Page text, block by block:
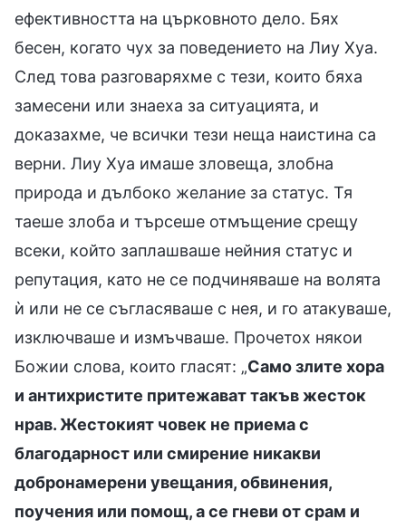
ефективността на църковното дело. Бях
бесен, когато чух за поведението на Лиу Хуа.
След това разговаряхме с тези, които бяха
замесени или знаеха за ситуацията, и
доказахме, че всички тези неща наистина са
верни. Лиу Хуа имаше зловеща, злобна
природа и дълбоко желание за статус. Тя
таеше злоба и търсеше отмъщение срещу
всеки, който заплашваше нейния статус и
репутация, като не се подчиняваше на волята
ѝ или не се съгласяваше с нея, и го атакуваше,
изключваше и измъчваше. Прочетох някои
Божии слова, които гласят: „Само злите хора
и антихристите притежават такъв жесток
нрав. Жестокият човек не приема с
благодарност или смирение никакви
добронамерени увещания, обвинения,
поучения или помощ, а се гневи от срам и